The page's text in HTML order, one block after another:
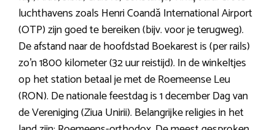
luchthavens zoals Henri Coandă International Airport
(OTP) zijn goed te bereiken (bijv. voor je terugweg).
De afstand naar de hoofdstad Boekarest is (per rails)
zo’n 1800 kilometer (32 uur reistijd). In de winkeltjes
op het station betaal je met de Roemeense Leu
(RON). De nationale feestdag is 1 december Dag van
de Vereniging (Ziua Unirii). Belangrijke religies in het